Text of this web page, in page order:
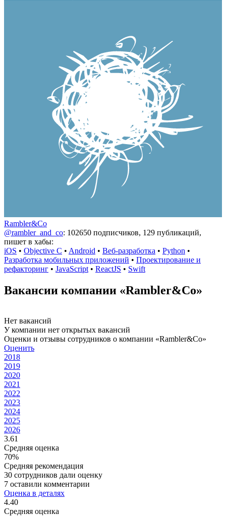
Rambler&Co
@rambler_and_co: 102650 подписчиков, 129 публикаций,
пишет в хабы:
iOS • Objective C • Android • Веб-разработка • Python •
Разработка мобильных приложений • Проектирование и
рефакторинг • JavaScript • ReactJS • Swift
Вакансии компании «Rambler&Co»
Нет вакансий
У компании нет открытых вакансий
Оценки и отзывы сотрудников о компании «Rambler&Co»
Оценить
2018
2019
2020
2021
2022
2023
2024
2025
2026
3.61
Средняя оценка
70%
Средняя рекомендация
30 сотрудников дали оценку
7 оставили комментарии
Оценка в деталях
4.40
Средняя оценка